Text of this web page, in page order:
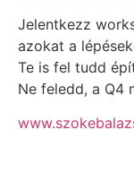
Jelentkezz
azokat a
Te is fel tudd
Ne feledd, a Q4